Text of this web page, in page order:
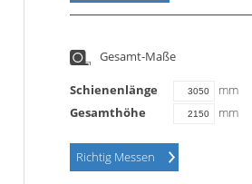
Plissee nach Maß
Faltstores in
Standardgrößen
Wabenplissee
Verdunklungsplissee
Sonnenschutz Plissee
Rollo
Rollos nach Maß
Rollos in Standardgrößen
Thermo Rollo
Doppelrollo
Dachfenster Rollo
Raffrollo
Raffrollos günstig
Flächenvorhang nach
Gesamt-Maße
Schienenlänge
mm
Gesamthöhe
mm
Richtig Messen